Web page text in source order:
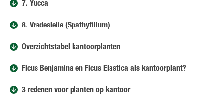
7. Yucca
8. Vredeslelie (Spathyfillum)
Overzichtstabel kantoorplanten
Ficus Benjamina en Ficus Elastica als kantoorplant?
3 redenen voor planten op kantoor